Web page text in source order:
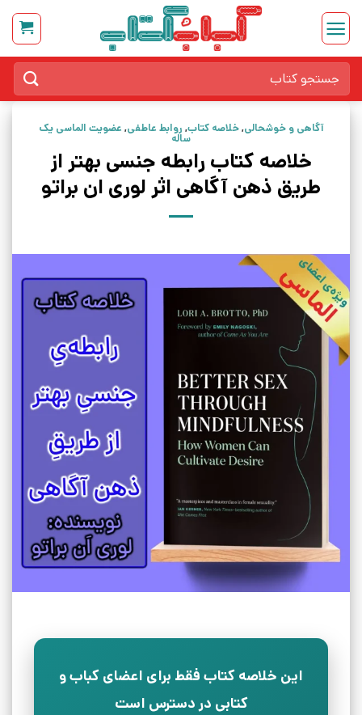
Skip
content
برای:
آگاهی و خوشحالی,خلاصه کتاب, روابط عاطفی, عضویت الماسی یک
ساله
خلاصه کتاب رابطه جنسی بهتر از
طریق ذهن آگاهی اثر لوری ان براتو
این خلاصه کتاب فقط برای اعضای کباب و
کتابی در دسترس است